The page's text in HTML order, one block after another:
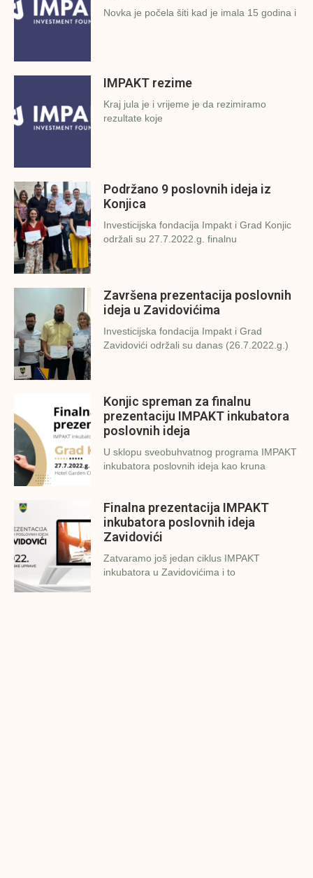
Novka je počela šiti kad je imala 15 godina i
IMPAKT rezime
Kraj jula je i vrijeme je da rezimiramo
rezultate koje
Podržano 9 poslovnih ideja iz
Konjica
Investicijska fondacija Impakt i Grad Konjic
održali su 27.7.2022.g. finalnu
Završena prezentacija poslovnih
ideja u Zavidovićima
Investicijska fondacija Impakt i Grad
Zavidovići održali su danas (26.7.2022.g.)
Konjic spreman za finalnu
prezentaciju IMPAKT inkubatora
poslovnih ideja
U sklopu sveobuhvatnog programa IMPAKT
inkubatora poslovnih ideja kao kruna
Finalna prezentacija IMPAKT
inkubatora poslovnih ideja
Zavidovići
Zatvaramo još jedan ciklus IMPAKT
inkubatora u Zavidovićima i to